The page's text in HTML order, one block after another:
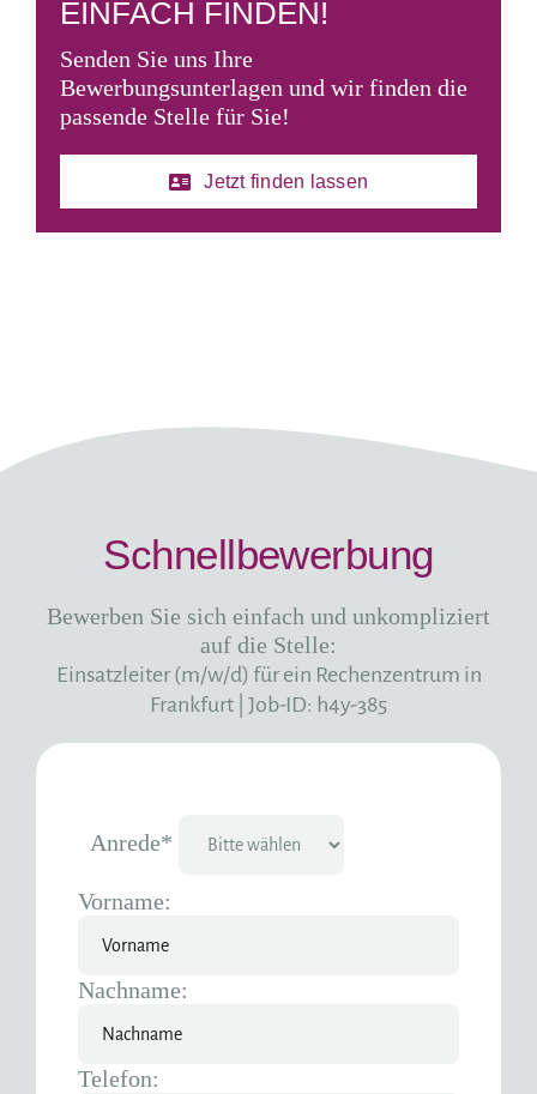
EINFACH FINDEN!
Senden Sie uns Ihre
Bewerbungsunterlagen und wir finden die
passende Stelle für Sie!
Jetzt finden lassen
Schnellbewerbung
Bewerben Sie sich einfach und unkompliziert
auf die Stelle:
Einsatzleiter (m/w/d) für ein Rechenzentrum in
Frankfurt Job-ID: h4y-385
Anrede*
Vorname:
Nachname:
Telefon: